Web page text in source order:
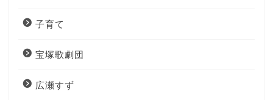
子育て
宝塚歌劇団
広瀬すず